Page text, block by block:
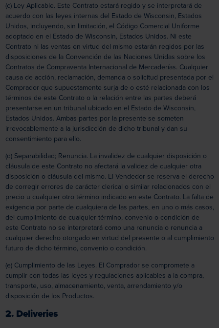
(c) Ley Aplicable. Este Contrato estará regido y se interpretará de
acuerdo con las leyes internas del Estado de Wisconsin, Estados
Unidos, incluyendo, sin limitación, el Código Comercial Uniforme
adoptado en el Estado de Wisconsin, Estados Unidos. Ni este
Contrato ni las ventas en virtud del mismo estarán regidos por las
disposiciones de la Convención de las Naciones Unidas sobre los
Contratos de Compraventa Internacional de Mercaderías. Cualquier
causa de acción, reclamación, demanda o solicitud presentada por el
Comprador que supuestamente surja de o esté relacionada con los
términos de este Contrato o la relación entre las partes deberá
presentarse en un tribunal ubicado en el Estado de Wisconsin,
Estados Unidos. Ambas partes por la presente se someten
irrevocablemente a la jurisdicción de dicho tribunal y dan su
consentimiento para ello.
(d) Separabilidad; Renuncia. La invalidez de cualquier disposición o
cláusula de este Contrato no afectará la validez de cualquier otra
disposición o cláusula del mismo. El Vendedor se reserva el derecho
de corregir errores de carácter clerical o similar relacionados con el
precio u cualquier otro término indicado en este Contrato. La falta de
exigencia por parte de cualquiera de las partes, en uno o más casos,
del cumplimiento de cualquier término, convenio o condición de
este Contrato no se interpretará como una renuncia o renuncia a
cualquier derecho otorgado en virtud del presente o al cumplimiento
futuro de dicho término, convenio o condición.
(e) Cumplimiento de las Leyes. El Comprador se compromete a
cumplir con todas las leyes y regulaciones aplicables a la compra,
transporte, uso, almacenamiento, venta, arrendamiento y/o
disposición de los Productos.
2. Deliveries